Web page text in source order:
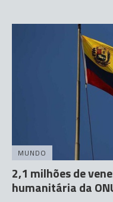
MUNDO
2,1 milhões de
humanitária da